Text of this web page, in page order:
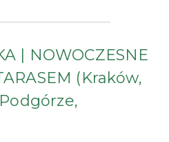
| NOWOCZESNE
(Kraków,